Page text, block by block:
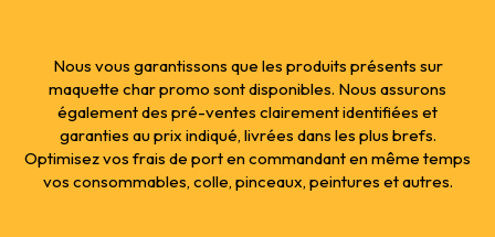
Nous vous garantissons que les produits présents sur
maquette char promo sont disponibles. Nous assurons
également des pré-ventes clairement identifiées et
garanties au prix indiqué, livrées dans les plus brefs.
Optimisez vos frais de port en commandant en même temps
vos consommables, colle, pinceaux, peintures et autres.